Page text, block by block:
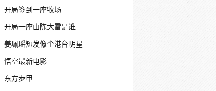
开局签到一座牧场
开局一座山陈大雷是谁
姜珮瑶短发像个港台明星
悟空最新电影
东方步甲